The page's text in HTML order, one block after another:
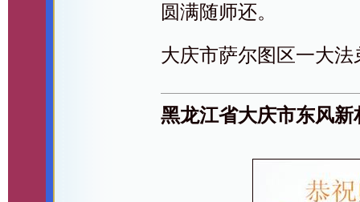
圆满随师还。
大庆市萨尔图区一大法
黑龙江省大庆市东风